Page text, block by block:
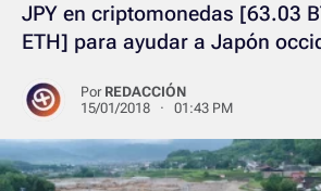
JPY en criptomonedas [63.03
ETH] para ayudar a Japón
Por REDACCIÓN
15/01/2018 · 01:43 PM